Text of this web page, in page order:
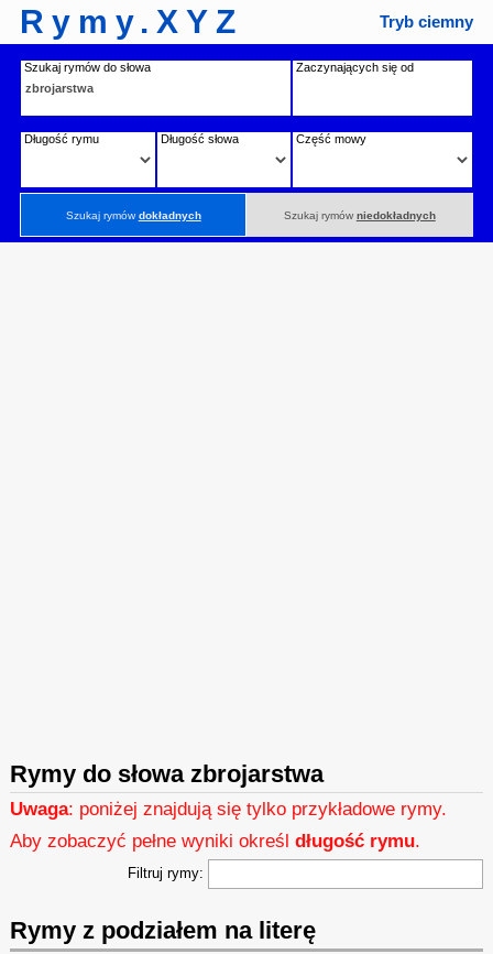
Rymy.XYZ Tryb ciemny
Szukaj rymów do słowa Zaczynających się od
Długość rymu Długość słowa Część mowy
Szukaj rymówdokładnych Szukaj rymów niedokładnych
Rymy do słowa zbrojarstwa
Uwaga: poniżej znajdują się tylko przykładowe rymy.
Aby zobaczyć pełne wyniki określdługość rymu.
Filtruj rymy:
Rymy z podziałem na literę